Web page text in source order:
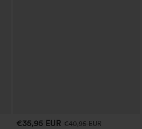
€35,95 EUR €40,95 EUR